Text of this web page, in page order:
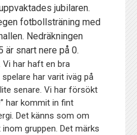
jubilaren.
fotbollsträning med
Nedräkningen
är snart nere på 0.
Vi har haft en bra
har varit iväg på
senare. Vi har försökt
har kommit in fint
Det känns som om
gruppen. Det märks